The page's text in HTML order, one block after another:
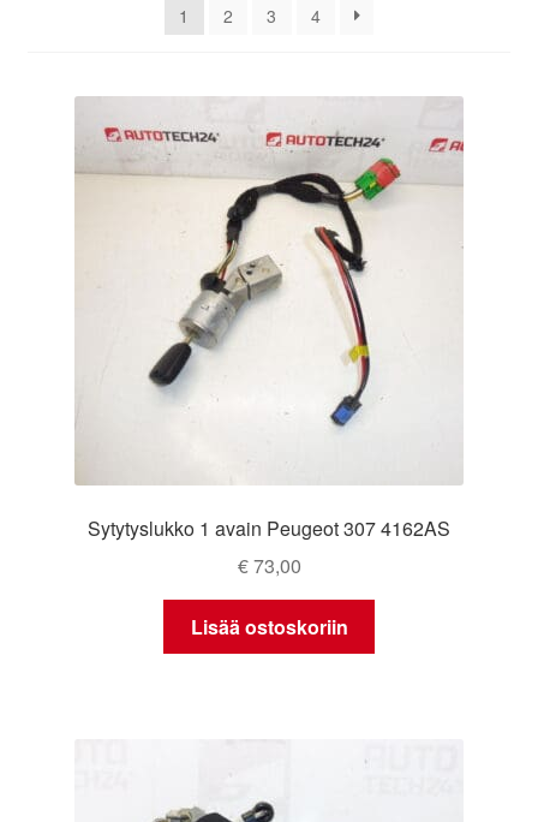
Ota yhteyttä
Reklamaatiomenettely
Tietosuojakäytäntö
1
2 3 4
Sytytyslukko 1 avain Peugeot 307 4162AS
€73,00
Lisää ostoskoriin